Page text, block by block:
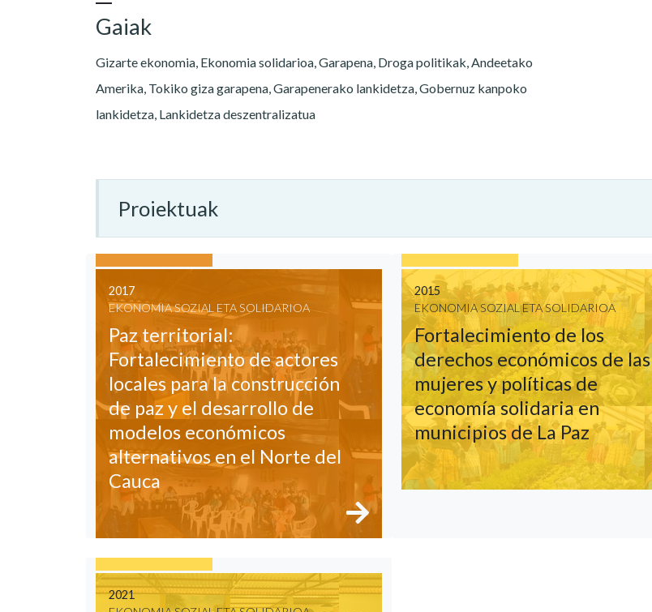
Gaiak
Gizarte ekonomia, Ekonomia solidarioa, Garapena, Droga politikak, Andeetako
Amerika, Tokiko giza garapena, Garapenerako lankidetza, Gobernuz kanpoko
lankidetza, Lankidetza deszentralizatua
Proiektuak
2017
EKONOMIA SOZIAL ETA SOLIDARIOA
Paz territorial:
Fortalecimiento de actores
locales para la construcción
de paz y el desarrollo de
modelos económicos
alternativos en el Norte del
Cauca
2015
EKONOMIA SOZIAL ETA SOLIDARIOA
Fortalecimiento de los
derechos económicos de las
mujeres y políticas de
economía solidaria en
municipios de La Paz
2021